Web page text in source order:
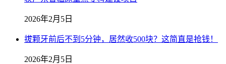
2026年2月5日
拔颗牙前后不到5分钟，居然收500块？这简直是抢钱！
2026年2月5日